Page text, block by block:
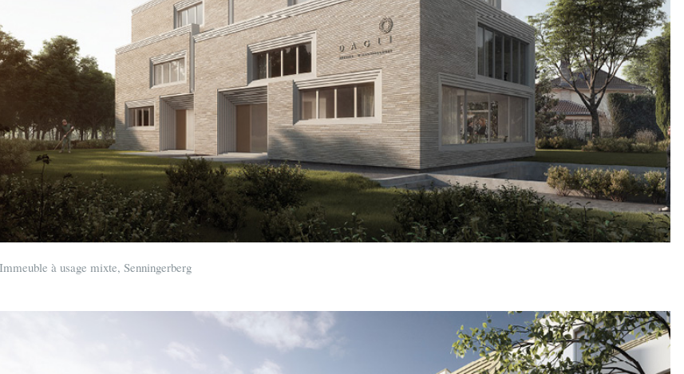
à usage mixte, Senningerberg